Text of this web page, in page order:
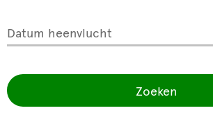
Datum heenvlucht
Zoeken